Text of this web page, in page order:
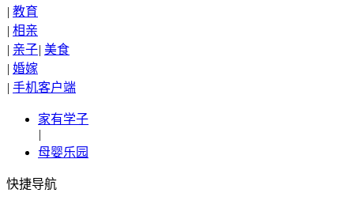
| 教育
| 相亲
| 亲子| 美食
| 婚嫁
| 手机客户端
家有学子
|
母婴乐园
快捷导航